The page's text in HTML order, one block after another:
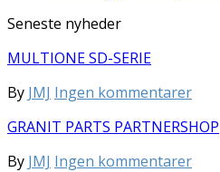
Seneste nyheder
MULTIONE SD-SERIE
By JMJ Ingen kommentarertil
SD-
GRANIT PARTS PARTNERSHOP
By JMJ Ingen kommentarertil